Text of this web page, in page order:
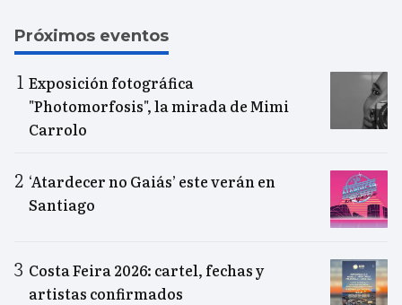
Próximos eventos
Exposición fotográfica
"Photomorfosis", la mirada de Mimi
Carrolo
‘Atardecer no Gaiás’ este verán en
Santiago
Costa Feira 2026: cartel, fechas y
artistas confirmados